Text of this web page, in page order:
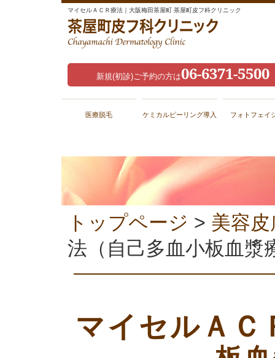
マイセルＡＣＲ療法｜大阪梅田茶屋町 茶屋町皮フ科クリニック
新規(初診)ご予約の方は06-6371-5500
医療脱毛 ケミカルピーリング導入 フォトフェイ
トップページ > 美容
法（自己多血小板血漿
マイセルＡＣ